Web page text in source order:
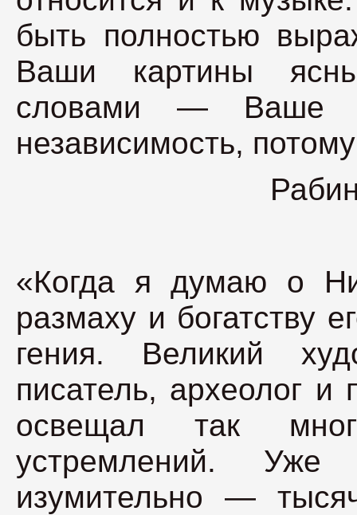
быть полностью
Ваши картины
словами — Ваше
независимость,
«Когда я думаю о
размаху и богатству
гения. Великий
писатель, археолог и
освещал так
устремлений. Уже
изумительно —